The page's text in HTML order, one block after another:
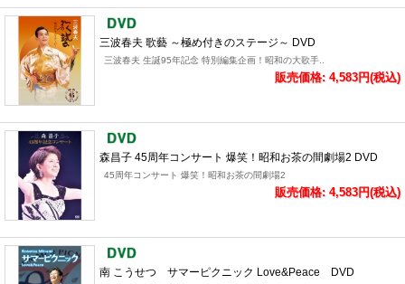
三波春夫 歌藝 ～極め付きのステージ～ DVD
三波春夫 生誕95年記念 特別編集企画！昭和の大歌手..
販売価格: 4,583円(税込)
森昌子 45周年コンサート 爆笑！昭和お茶の間劇場2 DVD
45周年コンサート 爆笑！昭和お茶の間劇場2
販売価格: 4,583円(税込)
南 こうせつ サマーピクニック Love&Peace DVD